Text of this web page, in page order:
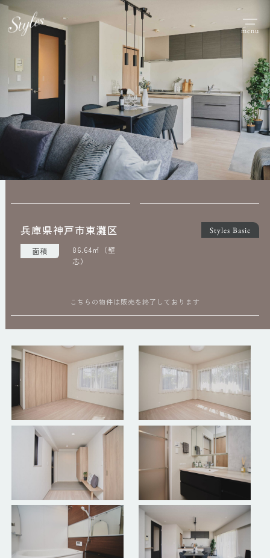
menu
兵庫県神戸市東灘区
面積
86.64㎡（壁
芯）
Styles Basic
こちらの物件は販売を終了しております